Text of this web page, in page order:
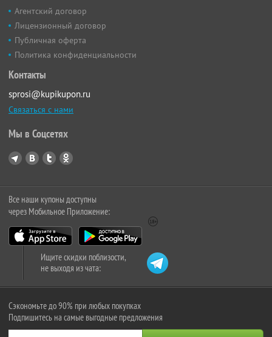
Агентский договор
Лицензионный договор
Публичная оферта
Политика конфиденциальности
Контакты
sprosi@kupikupon.ru
Связаться с нами
Мы в Соцсетях
Все наши купоны доступны
через Мобильное Приложение:
Ищите скидки поблизости,
не выходя из чата:
Сэкономьте до 90% при любых покупках
Подпишитесь на самые выгодные предложения